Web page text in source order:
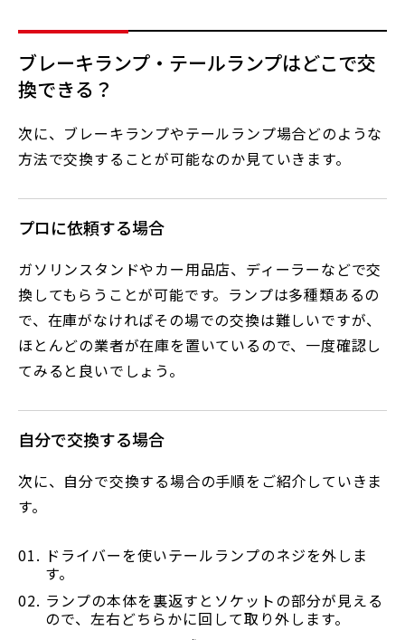
ブレーキランプ・テールランプはどこで交
換できる？
次に、ブレーキランプやテールランプ場合どのような
方法で交換することが可能なのか見ていきます。
プロに依頼する場合
ガソリンスタンドやカー用品店、ディーラーなどで交
換してもらうことが可能です。ランプは多種類あるの
で、在庫がなければその場での交換は難しいですが、
ほとんどの業者が在庫を置いているので、一度確認し
てみると良いでしょう。
自分で交換する場合
次に、自分で交換する場合の手順をご紹介していきま
す。
ドライバーを使いテールランプのネジを外しま
す。
ランプの本体を裏返すとソケットの部分が見える
ので、左右どちらかに回して取り外します。